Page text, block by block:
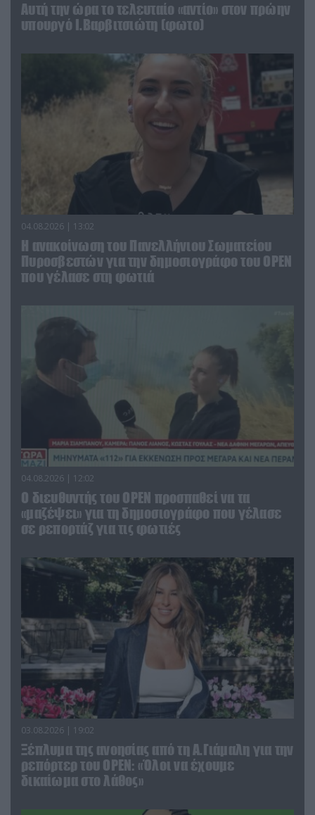
Αυτή την ώρα το τελευταίο «αντίο» στον πρώην
υπουργό Ι.Βαρβιτσιώτη (φωτο)
04.08.2026 | 13:02
Η ανακοίνωση του Πανελλήνιου Σωματείου
Πυροσβεστών για την δημοσιογράφο του OPEN
που γέλασε στη φωτιά
04.08.2026 | 12:02
O διευθυντής του OPEN προσπαθεί να τα
«μαζέψει» για τη δημοσιογράφο που γέλασε
σε ρεπορτάζ για τις φωτιές
03.08.2026 | 19:02
Ξέπλυμα της ανοησίας από τη Α.Γιάμαλη για την
ρεπόρτερ του ΟΡΕΝ: «Όλοι να έχουμε
δικαίωμα στο λάθος»